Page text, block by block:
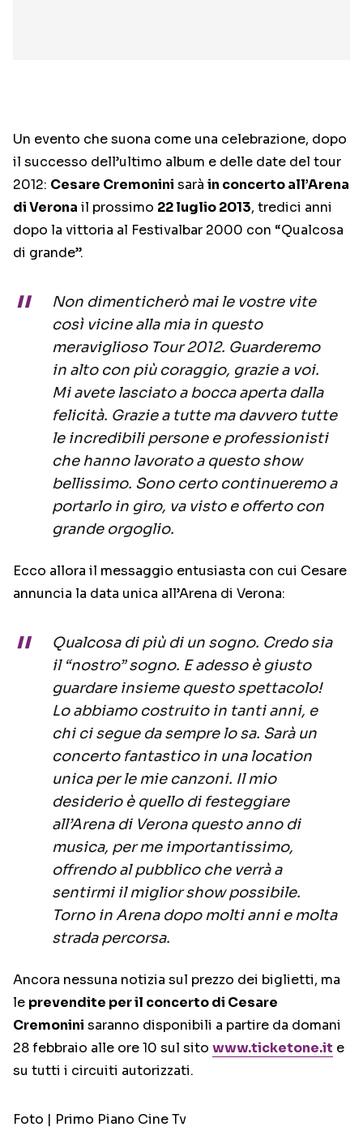
Un evento che suona come una celebrazione, dopo
il successo dell’ultimo album e delle date del tour
2012: Cesare Cremonini sarà in concerto all’Arena
di Verona il prossimo 22 luglio 2013, tredici anni
dopo la vittoria al Festivalbar 2000 con “Qualcosa
di grande”.
Non dimenticherò mai le vostre vite
così vicine alla mia in questo
meraviglioso Tour 2012. Guarderemo
in alto con più coraggio, grazie a voi.
Mi avete lasciato a bocca aperta dalla
felicità. Grazie a tutte ma davvero tutte
le incredibili persone e professionisti
che hanno lavorato a questo show
bellissimo. Sono certo continueremo a
portarlo in giro, va visto e offerto con
grande orgoglio.
Ecco allora il messaggio entusiasta con cui Cesare
annuncia la data unica all’Arena di Verona:
Qualcosa di più di un sogno. Credo sia
il “nostro” sogno. E adesso è giusto
guardare insieme questo spettacolo!
Lo abbiamo costruito in tanti anni, e
chi ci segue da sempre lo sa. Sarà un
concerto fantastico in una location
unica per le mie canzoni. Il mio
desiderio è quello di festeggiare
all’Arena di Verona questo anno di
musica, per me importantissimo,
offrendo al pubblico che verrà a
sentirmi il miglior show possibile.
Torno in Arena dopo molti anni e molta
strada percorsa.
Ancora nessuna notizia sul prezzo dei biglietti, ma
le prevendite per il concerto di Cesare
Cremonini saranno disponibili a partire da domani
28 febbraio alle ore 10 sul sito www.ticketone.it e
su tutti i circuiti autorizzati.
Foto | Primo Piano Cine Tv